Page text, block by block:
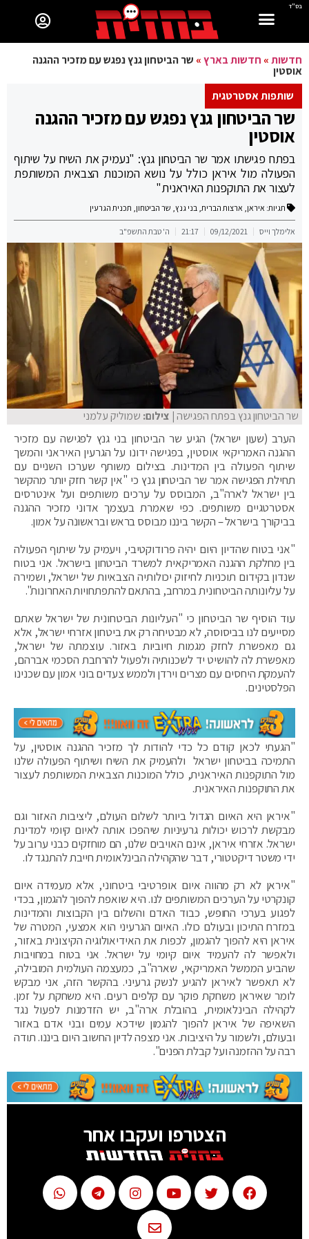
בס"ד
חדשות» חדשות בארץ» שר הביטחון גנץ נפגש עם מזכיר ההגנה
אוסטין
שותפות אסטרטגית
שר הביטחון גנץ נפגש עם מזכיר ההגנה
אוסטין
בפתח פגישתו אמר שר הביטחון גנץ: "נעמיק את השיח על שיתוף
הפעולה מול איראן כולל על נושא המוכנות הצבאית המשותפת
לעצור את התוקפנות האיראנית"
תגיות: איראן, ארצות הברית, בני גנץ, שר הביטחון, תכנית הגרעין
אלימלך וייס 09/12/2021
21:17 ה' טבת התשפ"ב
שר הביטחון גנץ בפתח הפגישה| צילום: שמוליק עלמני
הערב (שעון ישראל) הגיע שר הביטחון בני גנץ לפגישה עם מזכיר
ההגנה האמריקאי אוסטין, בפגישה ידונו על הגרעין האיראני והמשך
שיתוף הפעולה בין המדינות. בצילום משותף שערכו השניים עם
תחילת הפגישה אמר שר הביטחון גנץ כי "אין קשר חזק יותר מהקשר
בין ישראל לארה"ב, המבוסס על ערכים משותפים ועל אינטרסים
אסטרטגיים משותפים. כפי שאמרת בעצמך אדוני מזכיר ההגנה
בביקורך בישראל – הקשר ביננו מבוסס בראש ובראשונה על אמון.
"אני בטוח שהדיון היום יהיה פרודוקטיבי, ויעמיק על שיתוף הפעולה
בין מחלקת ההגנה האמריקאית למשרד הביטחון בישראל. אני בטוח
שנדון בקידום תוכניות לחיזוק יכולותיה הצבאיות של ישראל, ושמירה
על עליונותה הביטחונית במרחב, בהתאם להתפתחויות האחרונות".
עוד הוסיף שר הביטחון כי "העליונות הביטחונית של ישראל שאתם
מסייעים לנו בביסוסה, לא מבטיחה רק את ביטחון אזרחי ישראל, אלא
גם מאפשרת לחזק מגמות חיוביות באזור. עוצמתה של ישראל,
מאפשרת לה להושיט יד לשכנותיה ולפעול להרחבת הסכמי אברהם,
להעמקת היחסים עם מצרים וירדן ולממש צעדים בוני אמון עם שכנינו
הפלסטינים.
"הגעתי לכאן קודם כל כדי להודות לך מזכיר ההגנה אוסטין, על
התמיכה בביטחון ישראל ולהעמיק את השיח ושיתוף הפעולה שלנו
מול התוקפנות האיראנית, כולל המוכנות הצבאית המשותפת לעצור
את התוקפנות האיראנית.
"איראן היא האיום הגדול ביותר לשלום העולם, ליציבות האזור וגם
מבקשת לרכוש יכולות גרעיניות שיהפכו אותה לאיום קיומי למדינת
ישראל. אזרחי איראן, אינם האויבים שלנו, הם מוחזקים כבני ערוב על
ידי משטר דיקטטורי, דבר שהקהילה הבינלאומית חייבת להתנגד לו.
"איראן לא רק מהווה איום אופרטיבי ביטחוני, אלא מעמידה איום
קונקרטי על הערכים המשותפים לנו. היא שואפת להפוך להגמון, בכדי
לפגוע בערכי החופש, כבוד האדם והשלום בין הקבוצות והמדינות
במזרח התיכון ובעולם כולו. האיום הגרעיני הוא אמצעי, המטרה של
איראן היא להפוך להגמון, לכפות את האידיאולוגיה הקיצונית באזור,
ולאפשר לה להעמיד איום קיומי על ישראל. אני בטוח במחויבות
שהביע הממשל האמריקאי, שארה"ב, כמעצמה העולמית המובילה,
לא תאפשר לאיראן להגיע לנשק גרעיני. בהקשר הזה, אני מבקש
לומר שאיראן משחקת פוקר עם קלפים רעים. היא משחקת על זמן.
לקהילה הבינלאומית, בהובלת ארה"ב, יש הזדמנות לפעול נגד
השאיפה של איראן להפוך להגמון שידכא עמים ובני אדם באזור
ובעולם, ולשמור על היציבות. אני מצפה לדיון החשוב היום ביננו. תודה
רבה על ההזמנה ועל קבלת הפנים".
הצטרפו ועקבו אחר